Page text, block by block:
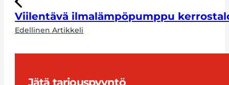
Edellinen Artikkeli
Viilentävä ilmalämpöpumppu
Jätä tarjouspyyntö